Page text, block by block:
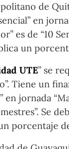
de
en
es de “10
un
UTE” se
Tiene un
en jornada
Se
porcentaje